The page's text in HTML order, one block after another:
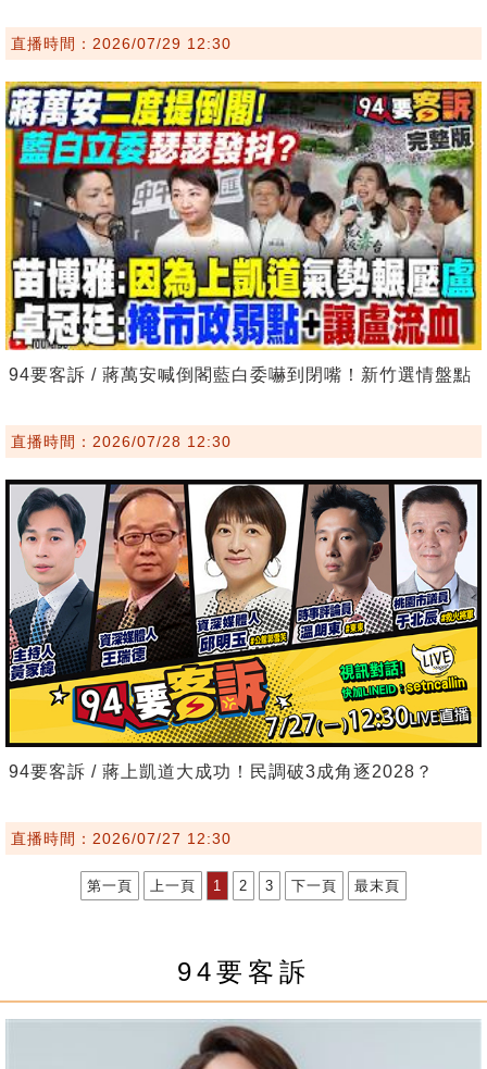
直播時間：2026/07/29 12:30
94要客訴 / 蔣萬安喊倒閣藍白委嚇到閉嘴！新竹選情盤點
直播時間：2026/07/28 12:30
94要客訴 / 蔣上凱道大成功！民調破3成角逐2028？
直播時間：2026/07/27 12:30
第一頁 上一頁 1 2 3 下一頁 最末頁
94要客訴